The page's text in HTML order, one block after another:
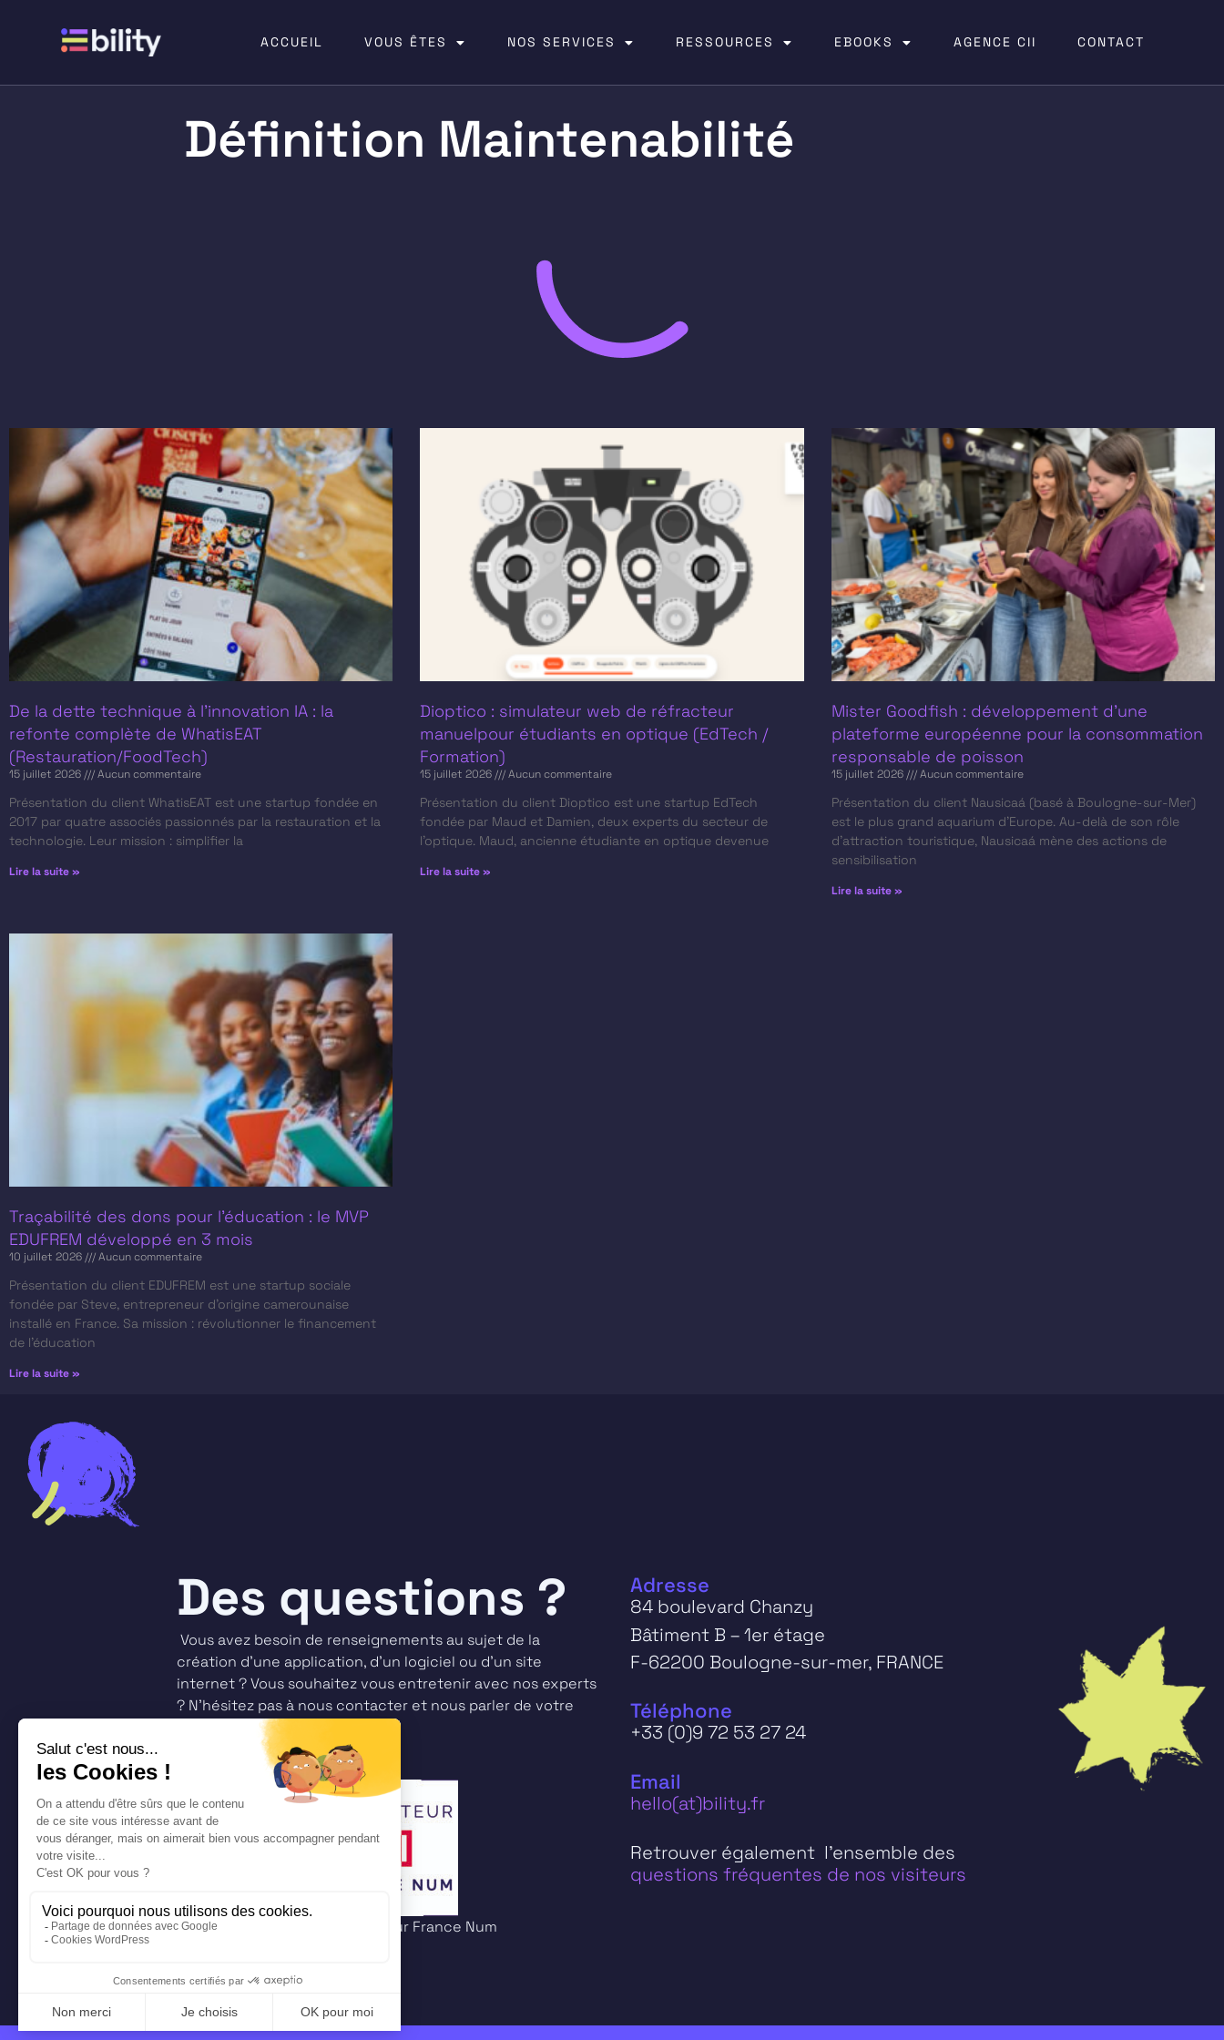
ACCUEIL VOUS ÊTES NOS SERVICES RESSOURCES EBOOKS AGENCE CII CONTACT
Définition Maintenabilité
De la dette technique à l’innovation IA : la
refonte complète de WhatisEAT
(Restauration/FoodTech)
15 juillet 2026 Aucun commentaire
Présentation du client​ WhatisEAT est une startup fondée en
2017 par quatre associés passionnés par la restauration et la
technologie. Leur mission : simplifier la
Lire la suite »
Dioptico : simulateur web de réfracteur
manuelpour étudiants en optique (EdTech /
Formation)
15 juillet 2026 Aucun commentaire
Présentation du client​ Dioptico est une startup EdTech
fondée par Maud et Damien, deux experts du secteur de
l’optique. Maud, ancienne étudiante en optique devenue
Lire la suite »
Mister Goodfish : développement d’une
plateforme européenne pour la consommation
responsable de poisson
15 juillet 2026 Aucun commentaire
Présentation du client​ Nausicaá (basé à Boulogne-sur-Mer)
est le plus grand aquarium d’Europe. Au-delà de son rôle
d’attraction touristique, Nausicaá mène des actions de
sensibilisation
Lire la suite »
Traçabilité des dons pour l’éducation : le MVP
EDUFREM développé en 3 mois
10 juillet 2026 Aucun commentaire
Présentation du client​ EDUFREM est une startup sociale
fondée par Steve, entrepreneur d’origine camerounaise
installé en France. Sa mission : révolutionner le financement
de l’éducation
Lire la suite »
Des questions ?
Vous avez besoin de renseignements au sujet de la
création d’une application, d’un logiciel ou d’un site
internet ? Vous souhaitez vous entretenir avec nos experts
? N’hésitez pas à nous contacter et nous parler de votre
Bility – Activateur France Num
Adresse
84 boulevard Chanzy
Bâtiment B – 1er étage
F-62200 Boulogne-sur-mer, FRANCE
Téléphone
+33 (0)9 72 53 27 24
Email
hello(at)bility.fr
Retrouver également l’ensemble des
questions fréquentes de nos visiteurs